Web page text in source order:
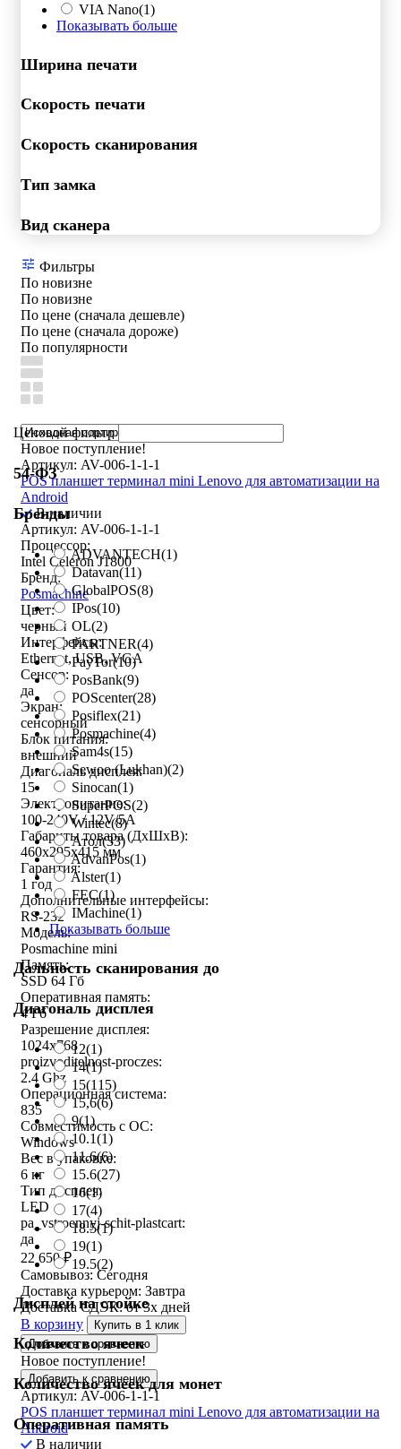
VIA Nano(1)
Показывать больше
Ширина печати
Скорость печати
Скорость сканирования
Тип замка
Вид сканера
Фильтры
По новизне
По новизне
По цене (сначала дешевле)
По цене (сначала дороже)
По популярности
Ценовой фильтр
54-ФЗ
Бренды
ADVANTECH(1)
Datavan(11)
GlobalPOS(8)
IPos(10)
OL(2)
PARTNER(4)
PayTor(10)
PosBank(9)
POScenter(28)
Posiflex(21)
Posmachine(4)
Sam4s(15)
Sewoo (Lukhan)(2)
Sinocan(1)
SuperPOS(2)
Wintec(8)
Атол(33)
AdvanPos(1)
Alster(1)
FEC(1)
IMachine(1)
Показывать больше
Дальность сканирования до
Диагональ дисплея
12(1)
14(1)
15(115)
15,6(6)
9(1)
10.1(1)
11.6(6)
15.6(27)
16(1)
17(4)
18.5(1)
19(1)
19.5(2)
Дисплей на стойке
Количество ячеек
Количество ячеек для монет
Оперативная память
Новое поступление!
Артикул: AV-006-1-1-1
POS планшет терминал mini Lenovo для автоматизации на
Android
В наличии
Артикул: AV-006-1-1-1
Процессор:
Intel Celeron J1800
Бренд:
Posmachine
Цвет:
черный
Интерфейсы:
Ethernet, USB, VGA
Сенсор:
да
Экран:
сенсорный
Блок питания:
внешний
Диагональ дисплея:
15
Электропитание:
100-240V / 12V/5A
Габариты товара (ДxШxВ):
460x295x415 мм
Гарантия:
1 год
Дополнительные интерфейсы:
RS-232
Модель:
Posmachine mini
Память:
SSD 64 Гб
Оперативная память:
4 Гб
Разрешение дисплея:
1024x768
proizvoditelnost-proczes:
2.4 Ghz
Операционная система:
835
Совместимость с ОС:
Windows
Вес в упаковке:
6 кг
Тип дисплея:
LED
pa_vstroennyj-schit-plastcart:
да
22 650₽
Самовывоз: Сегодня
Доставка курьером: Завтра
Доставка СДЭК:от 3х дней
В корзину
Купить в 1 клик
Добавить к сравнению
Новое поступление!
Добавить к сравнению
Артикул: AV-006-1-1-1
POS планшет терминал mini Lenovo для автоматизации на
Android
В наличии